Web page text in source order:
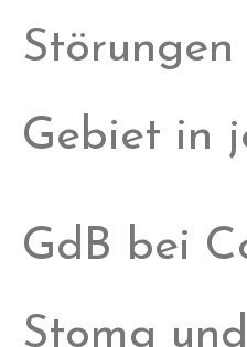
Gebiet in
GdB bei
Stoma